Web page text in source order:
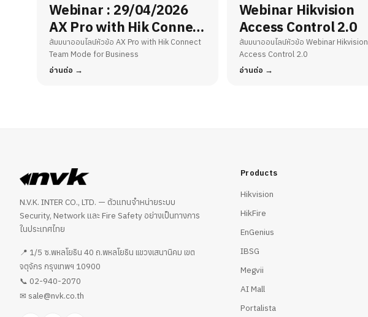
Webinar : 29/04/2026
AX Pro with Hik Connect
Team Mode for Business
สัมมนาออนไลน์หัวข้อ AX Pro with Hik Connect
Team Mode for Business
อ่านต่อ
Webinar Hikvision
Access Control 2.0
สัมมนาออนไลน์หัวข้อ Webinar Hikvision
Access Control 2.0
อ่านต่อ
N.V.K. INTER CO., LTD. — ตัวแทนจำหน่ายระบบ
Security, Network และ Fire Safety อย่างเป็นทางการ
ในประเทศไทย
📍 1/5 ซ.พหลโยธิน 40 ถ.พหลโยธิน แขวงเสนานิคม เขต
จตุจักร กรุงเทพฯ 10900
📞 02-940-2070
✉ sale@nvk.co.th
Products
Hikvision
HikFire
EnGenius
IBSG
Megvii
AI Mall
Portalista